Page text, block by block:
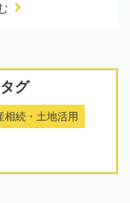
グ
相続・土地活用